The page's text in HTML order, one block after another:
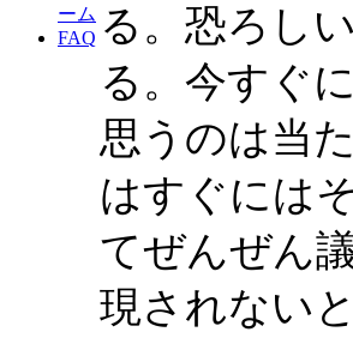
ーム
FAQ る。恐ろし
る。今すぐ
思うのは当
はすぐには
てぜんぜん
現されない